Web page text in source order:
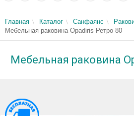
Главная Каталог Санфаянс
Мебельная раковина Opadiris Ретро 80
Мебельная раковина